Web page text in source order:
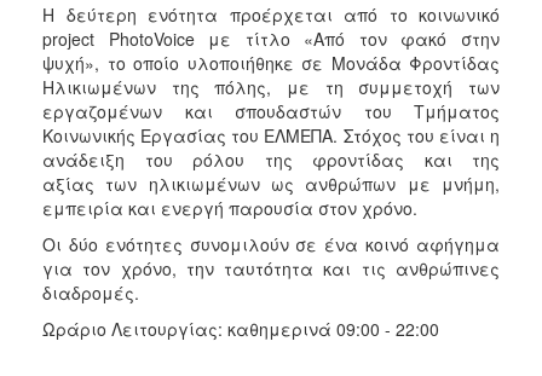
Η δεύτερη ενότητα προέρχεται από το κοινωνικό
project PhotoVoice με τίτλο «Από τον φακό στην
ψυχή», το οποίο υλοποιήθηκε σε Μονάδα Φροντίδας
Ηλικιωμένων της πόλης, με τη συμμετοχή των
εργαζομένων και σπουδαστών του Τμήματος
Κοινωνικής Εργασίας του ΕΛΜΕΠΑ. Στόχος του είναι η
ανάδειξη του ρόλου της φροντίδας και της
αξίας των ηλικιωμένων ως ανθρώπων με μνήμη,
εμπειρία και ενεργή παρουσία στον χρόνο.
Οι δύο ενότητες συνομιλούν σε ένα κοινό αφήγημα
για τον χρόνο, την ταυτότητα και τις ανθρώπινες
διαδρομές.
Ωράριο Λειτουργίας: καθημερινά 09:00 - 22:00